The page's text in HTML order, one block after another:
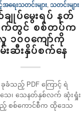
ရေးသတင်းများ,သတင်းများ
ျုပ်မွေးရပ် နတ်
က်တွင် စစ်တပ်က
၁၀၀ကျော်ကို
းဆီးနှိပ်စက်နေ
ခုခံသည့် PDF ကြောင့် ရဲ
သေ၊ သေနတ်နှစ်လက် ဆုံးရှုံး
စစ်ကောင်စီက ထိုဒေသ